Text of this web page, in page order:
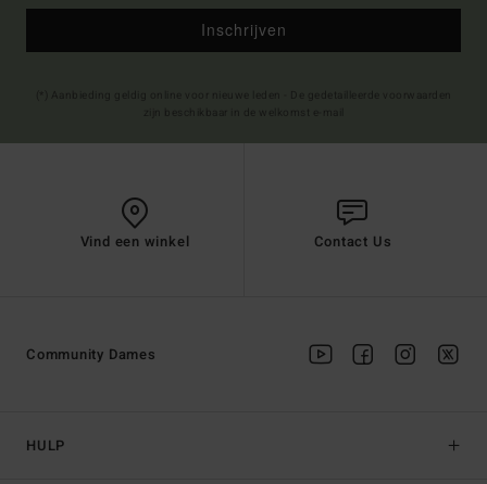
Inschrijven
Vind een winkel Contact Us
HULP
Community Dames